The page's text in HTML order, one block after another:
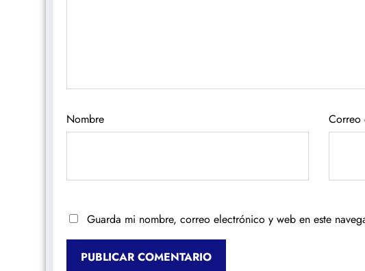
Nombre Correo
Guarda mi nombre, correo electrónico y web en este